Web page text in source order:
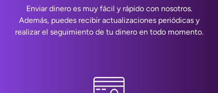
Enviar dinero es muy fácil y rápido con nosotros.
Además, puedes recibir actualizaciones periódicas y
realizar el seguimiento de tu dinero en todo momento.